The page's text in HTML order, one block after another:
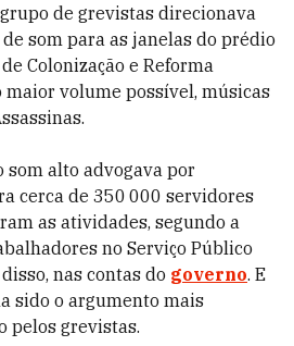
de grevistas direcionava
som para as janelas do prédio
Colonização e Reforma
maior volume possível, músicas
som alto advogava por
cerca de 350 000 servidores
as atividades, segundo a
no Serviço Público
nas contas do governo. E
sido o argumento mais
pelos grevistas.